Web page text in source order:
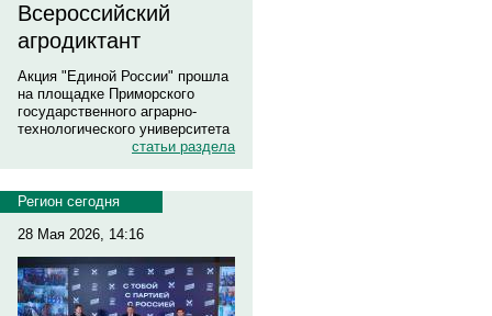
Всероссийский
агродиктант
Акция "Единой России" прошла
на площадке Приморского
государственного аграрно-
технологического университета
статьи раздела
Регион сегодня
28 Мая 2026, 14:16